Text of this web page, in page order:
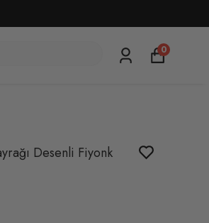
0
Desenli Fiyonk